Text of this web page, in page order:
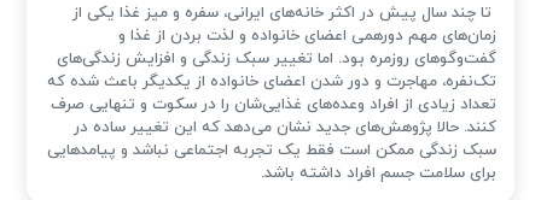
تا چند سال پیش در اکثر خانه‌های ایرانی، سفره و میز غذا یکی از
زمان‌های مهم دورهمی اعضای خانواده و لذت بردن از غذا و
گفت‌وگوهای روزمره بود. اما تغییر سبک زندگی و افزایش زندگی‌های
تک‌نفره، مهاجرت و دور شدن اعضای خانواده از یکدیگر باعث شده که
تعداد زیادی از افراد وعده‌های غذایی‌شان را در سکوت و تنهایی صرف
کنند. حالا پژوهش‌های جدید نشان می‌دهد که این تغییر ساده در
سبک زندگی ممکن است فقط یک تجربه اجتماعی نباشد و پیامدهایی
برای سلامت جسم افراد داشته باشد.